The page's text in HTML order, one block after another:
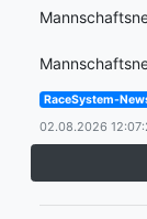
RaceSystem-
02.08.2026